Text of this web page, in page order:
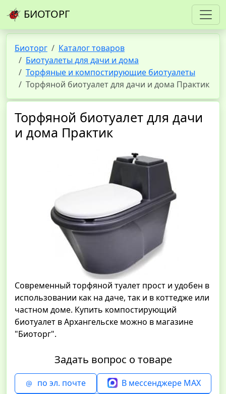
БИОТОРГ
Биоторг
Каталог товаров
Биотуалеты для дачи и дома
Торфяные и компостирующие биотуалеты
Торфяной биотуалет для дачи и дома Практик
Торфяной биотуалет для дачи
и дома Практик
Современный торфяной туалет прост и удобен в
использовании как на даче, так и в коттедже или
частном доме. Купить компостирующий
биотуалет в Архангельске можно в магазине
"Биоторг".
Задать вопрос о товаре
по эл. почте
В мессенджере MAX